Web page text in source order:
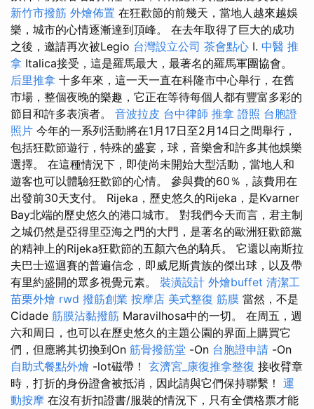
新竹市撥筋 外燴佈置 在狂歡節的前幾天，當地人越來越娛
樂，城市的心情逐漸達到頂峰。 在去年取得了巨大的成功
之後，邀請再次被Legio 台灣設立公司 茶會點心 I. 中醫 推
拿 Italica接受，這是羅馬最大，最著名的羅馬軍團協會。
后里推拿 十多年來，這一天一直在科隆市中心舉行，在舊
市場，整個夜晚的樂趣，它正在等待每個人都有豐富多彩的
節目和許多表演者。 音波拉皮 台中律師 推拿 證照 台胞證
照片 今年的一系列活動將在1月17日至2月14日之間舉行，
包括狂歡節遊行，特殊的盛宴，球，音樂會和許多其他娛樂
選擇。 在這種情況下，即使尚未開始大型活動，當地人和
遊客也可以體驗狂歡節的心情。 參與費的60％，該費用在
出發前30天支付。 Rijeka，歷史悠久的Rijeka，是Kvarner
Bay北端的歷史悠久的港口城市。 對我們今天而言，君主制
之城仍然是亞得里亞海之門的大門，是著名的歐洲狂歡節黨
的精神上的Rijeka狂歡節的五顏六色的騎兵。 它還以南斯拉
夫巴士巡迴賽的普遍信念，即威尼斯貴族的傑出球，以及帶
有里約盛開的眾多視覺元素。 裝潢設計 外燴buffet 清潔工
苗栗外燴 rwd 撥筋創業 按摩店 美式整復 筋膜 當然，不是
Cidade 筋膜沾黏撥筋 Maravilhosa中的一切。 在周五，週
六和周日，也可以在歷史悠久的主題公園的界面上購買它
們，但應將其切換到On 筋骨撥筋堂 -On 台胞證申請 -On
自助式餐點外燴 -lot磁帶！ 玄濟宮_康復推拿整復 接收臂章
時，打折的身份證會被抵消，因此請與它們保持聯繫！ 運
動按摩 在沒有折扣證書/服裝的情況下，只有全價格票才能